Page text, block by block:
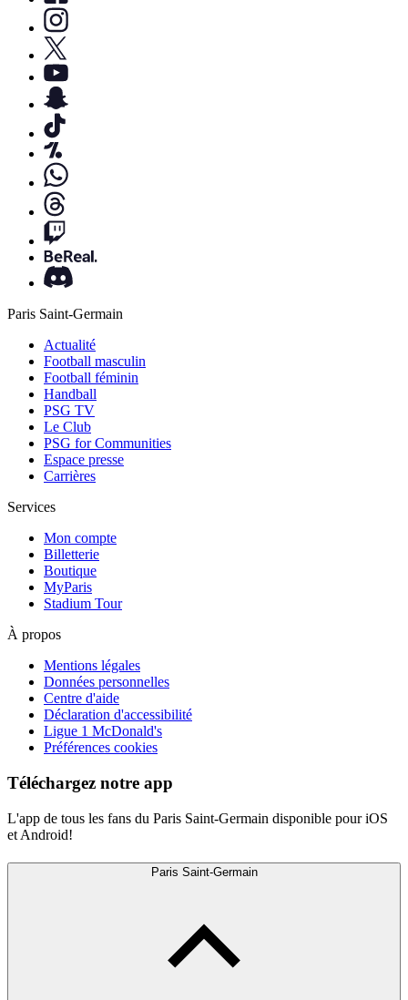
Paris Saint-Germain
Actualité
Football masculin
Football féminin
Handball
PSG TV
Le Club
PSG for Communities
Espace presse
Carrières
Services
Mon compte
Billetterie
Boutique
MyParis
Stadium Tour
À propos
Mentions légales
Données personnelles
Centre d'aide
Déclaration d'accessibilité
Ligue 1 McDonald's
Préférences cookies
Téléchargez notre app
L'app de tous les fans du Paris Saint-Germain disponible pour iOS
et Android!
Paris Saint-Germain